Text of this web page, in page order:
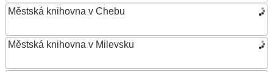
Městská knihovna v Chebu
Městská knihovna v Milevsku